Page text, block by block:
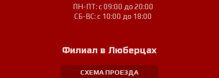
ПН-ПТ: с 09:00 до 20:00
СБ-ВС: с 10:00 до 18:00
Филиал в Люберцах
СХЕМА ПРОЕЗДА